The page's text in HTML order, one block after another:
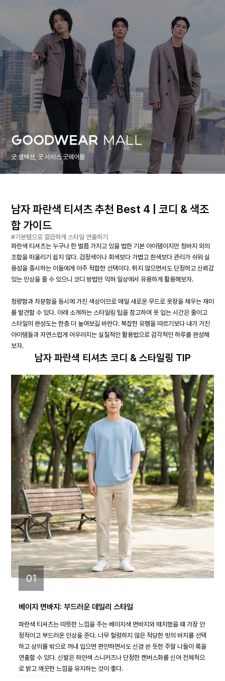
굿 셀렉션, 굿 서비스 굿웨어몰
남자 파란색 티셔츠 추천 Best 4 | 코디 & 색조
합 가이드
#기본템으로 깔끔하게 스타일 연출하기
파란색 티셔츠는 누구나 한 벌쯤 가지고 있을 법한 기본 아이템이지만 청바지 외의
조합을 떠올리기 쉽지 않다. 검정색이나 회색보다 가볍고 흰색보다 관리가 쉬워 실
용성을 중시하는 이들에게 아주 적합한 선택이다. 튀지 않으면서도 단정하고 신뢰감
있는 인상을 줄 수 있으니 코디 방법만 익혀 일상에서 유용하게 활용해보자.
청량함과 차분함을 동시에 가진 색상이므로 매일 새로운 무드로 옷장을 채우는 재미
를 발견할 수 있다. 아래 소개하는 스타일링 팁을 참고하여 옷 입는 시간은 줄이고
스타일의 완성도는 한층 더 높여보길 바란다. 복잡한 유행을 따르기보다 내가 가진
아이템들과 자연스럽게 어우러지는 실질적인 활용법으로 감각적인 하루를 완성해
보자.
남자 파란색 티셔츠 코디 & 스타일링 TIP
01
베이지 면바지: 부드러운 데일리 스타일
파란색 티셔츠는 따뜻한 느낌을 주는 베이지색 면바지와 매치했을 때 가장 안
정적이고 부드러운 인상을 준다. 너무 헐렁하지 않은 적당한 핏의 바지를 선택
하고 상의를 밖으로 꺼내 입으면 편안하면서도 신경 쓴 듯한 주말 나들이 룩을
연출할 수 있다. 신발은 하얀색 스니커즈나 단정한 캔버스화를 신어 전체적으
로 밝고 깨끗한 느낌을 유지하는 것이 좋다.